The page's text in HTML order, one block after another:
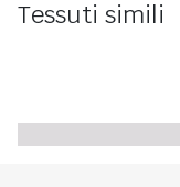
Tessuti simili